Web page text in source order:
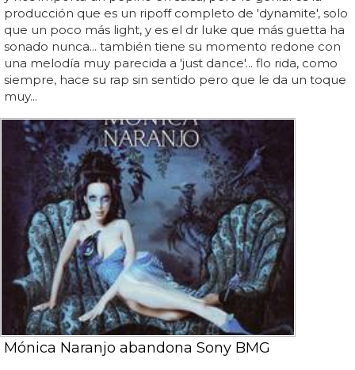
producción que es un ripoff completo de 'dynamite', solo
que un poco más light, y es el dr luke que más guetta ha
sonado nunca... también tiene su momento redone con
una melodía muy parecida a 'just dance'... flo rida, como
siempre, hace su rap sin sentido pero que le da un toque
muy...
Mónica Naranjo abandona Sony BMG